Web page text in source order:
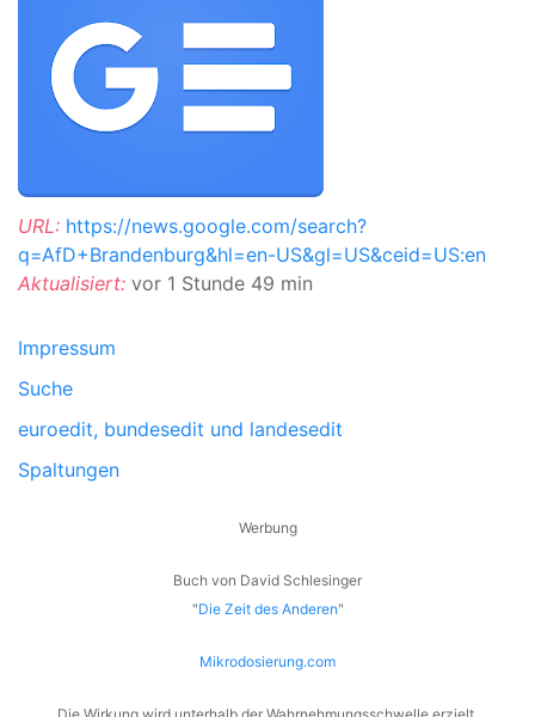
URL: https://news.google.com/search?
q=AfD+Brandenburg&hl=en-US&gl=US&ceid=US:en
Aktualisiert: vor 1 Stunde 49 min
Impressum
Suche
euroedit, bundesedit und landesedit
Spaltungen
Werbung
Buch von David Schlesinger
"Die Zeit des Anderen"
Mikrodosierung.com